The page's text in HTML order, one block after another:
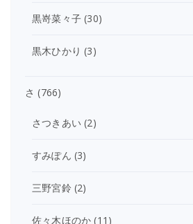
黒嵜菜々子 (30)
黒木ひかり (3)
さ (766)
さつきあい (2)
すみぽん (3)
三野宮鈴(2)
佐々木ほのか (11)